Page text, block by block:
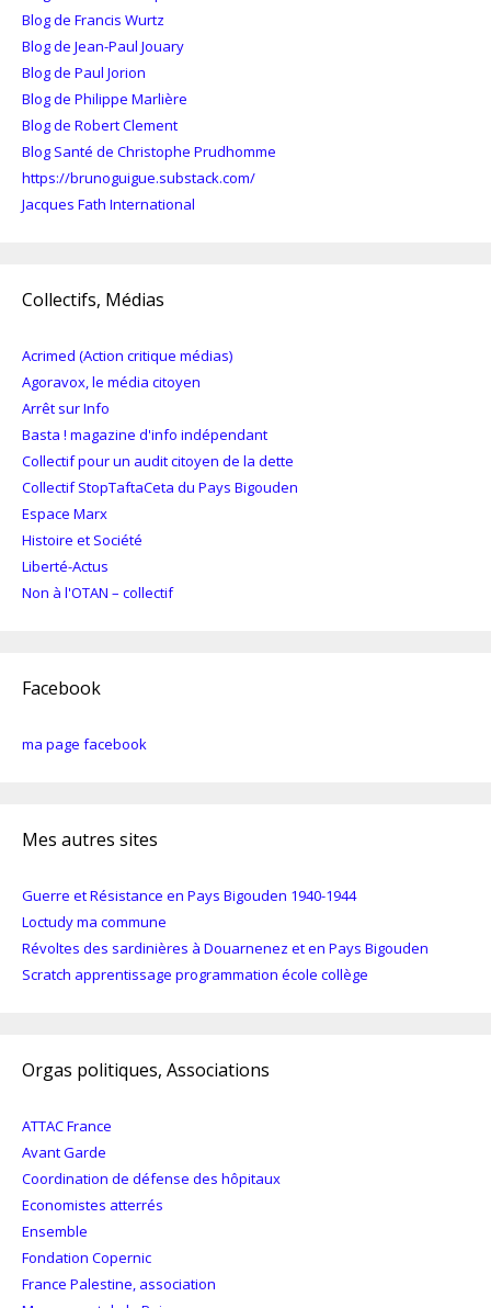
Blog de Francis Wurtz
Blog de Jean-Paul Jouary
Blog de Paul Jorion
Blog de Philippe Marlière
Blog de Robert Clement
Blog Santé de Christophe Prudhomme
https://brunoguigue.substack.com/
Jacques Fath International
Collectifs, Médias
Acrimed (Action critique médias)
Agoravox, le média citoyen
Arrêt sur Info
Basta ! magazine d'info indépendant
Collectif pour un audit citoyen de la dette
Collectif StopTaftaCeta du Pays Bigouden
Espace Marx
Histoire et Société
Liberté-Actus
Non à l'OTAN – collectif
Facebook
ma page facebook
Mes autres sites
Guerre et Résistance en Pays Bigouden 1940-1944
Loctudy ma commune
Révoltes des sardinières à Douarnenez et en Pays Bigouden
Scratch apprentissage programmation école collège
Orgas politiques, Associations
ATTAC France
Avant Garde
Coordination de défense des hôpitaux
Economistes atterrés
Ensemble
Fondation Copernic
France Palestine, association